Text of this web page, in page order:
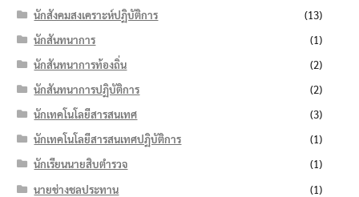
นักสังคมสงเคราะห์ปฏิบัติการ
(13)
นักสันทนาการ
(1)
นักสันทนาการท้องถิ่น
(2)
นักสันทนาการปฏิบัติการ
(2)
นักเทคโนโลยีสารสนเทศ
(3)
นักเทคโนโลยีสารสนเทศปฏิบัติการ
(1)
นักเรียนนายสิบตำรวจ
(1)
นายช่างชลประทาน
(1)